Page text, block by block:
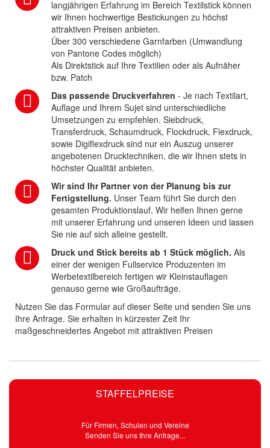
STAFFELPREISE
Für Firmen, Schulen und Vereine
Senden Sie uns Ihre Anfrage...
langjährigen Erfahrung im Bereich Textilstick können
wir Ihnen hochwertige Bestickungen zu höchst
attraktiven Preisen anbieten.
Über 300 verschiedene Garnfarben (Umwandlung
von Pantone Codes möglich)
Als Direktstick auf Ihre Textilien oder als Aufnäher
bzw. Patch
Das passende Druckverfahren - Je nach Textilart,
Auflage und Ihrem Sujet sind unterschiedliche
Umsetzungen zu empfehlen. Siebdruck,
Transferdruck, Schaumdruck, Flockdruck, Flexdruck,
sowie Digiflexdruck sind nur ein Auszug unserer
angebotenen Drucktechniken, die wir Ihnen stets in
höchster Qualität anbieten.
Wir sind Ihr Partner von der Planung bis zur
Fertigstellung. Unser Team führt Sie durch den
gesamten Produktionslauf. Wir helfen Ihnen gerne
mit unserer Erfahrung und unseren Ideen und lassen
Sie nie auf sich alleine gestellt.
Druck und Stick bereits ab 1 Stück möglich. Als
einer der wenigen Fullservice Produzenten im
Werbetextilbereich fertigen wir Kleinstauflagen
genauso gerne wie Großaufträge.
Nutzen Sie das Formular auf dieser Seite und senden Sie uns
Ihre Anfrage. Sie erhalten in kürzester Zeit Ihr
maßgeschneidertes Angebot mit attraktiven Preisen